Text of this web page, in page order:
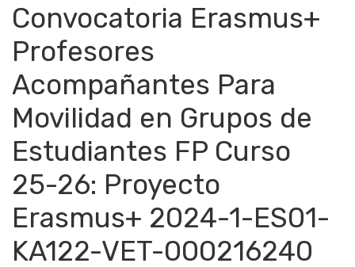
Convocatoria Erasmus+
Profesores
Acompañantes Para
Movilidad en Grupos de
Estudiantes FP Curso
25-26: Proyecto
Erasmus+ 2024-1-ES01-
KA122-VET-000216240